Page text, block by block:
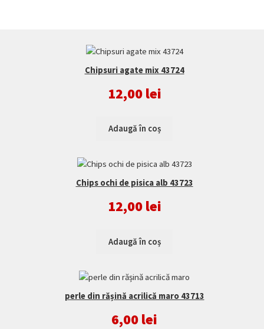
Chipsuri agate mix 43724
12,00lei
Adaugă în coș
Chips ochi de pisica alb 43723
12,00lei
Adaugă în coș
perle din rășină acrilică maro 43713
6,00lei